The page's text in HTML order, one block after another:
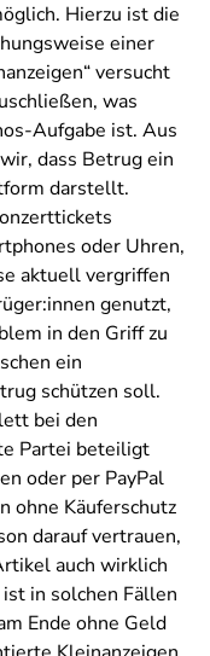
Hierzu ist die
einer
versucht
was
Aufgabe ist. Aus
dass Betrug ein
darstellt.
oder Uhren,
aktuell vergriffen
genutzt,
in den Griff zu
ein
schützen soll.
bei den
Partei beteiligt
oder per PayPal
ohne Käuferschutz
darauf vertrauen,
auch wirklich
in solchen Fällen
Ende ohne Geld